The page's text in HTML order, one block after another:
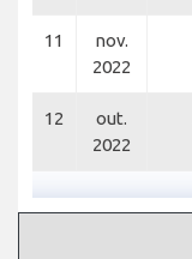
11
nov.
2022
12
out.
2022